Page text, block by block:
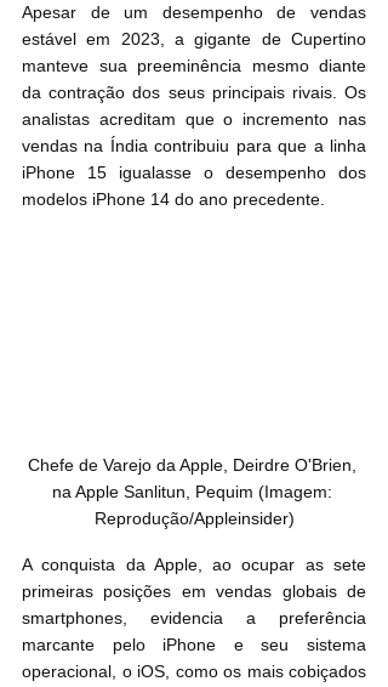
Apesar de um desempenho de vendas
estável em 2023, a gigante de Cupertino
manteve sua preeminência mesmo diante
da contração dos seus principais rivais. Os
analistas acreditam que o incremento nas
vendas na Índia contribuiu para que a linha
iPhone 15 igualasse o desempenho dos
modelos iPhone 14 do ano precedente.
Chefe de Varejo da Apple, Deirdre O'Brien,
na Apple Sanlitun, Pequim (Imagem:
Reprodução/Appleinsider)
A conquista da Apple, ao ocupar as sete
primeiras posições em vendas globais de
smartphones, evidencia a preferência
marcante pelo iPhone e seu sistema
operacional, o iOS, como os mais cobiçados